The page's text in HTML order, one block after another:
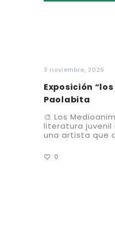
3 noviembre, 2025
Exposición
Paolabita
🎨 Los
literatura juvenil
una artista que
0